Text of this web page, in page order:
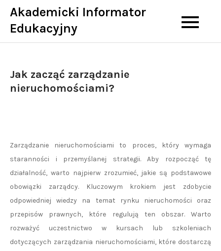
Skip
content
Akademicki Informator
Edukacyjny
Jak zacząć zarządzanie
nieruchomościami?
Zarządzanie nieruchomościami to proces, który wymaga
staranności i przemyślanej strategii. Aby rozpocząć tę
działalność, warto najpierw zrozumieć, jakie są podstawowe
obowiązki zarządcy. Kluczowym krokiem jest zdobycie
odpowiedniej wiedzy na temat rynku nieruchomości oraz
przepisów prawnych, które regulują ten obszar. Warto
rozważyć uczestnictwo w kursach lub szkoleniach
dotyczących zarządzania nieruchomościami, które dostarczą